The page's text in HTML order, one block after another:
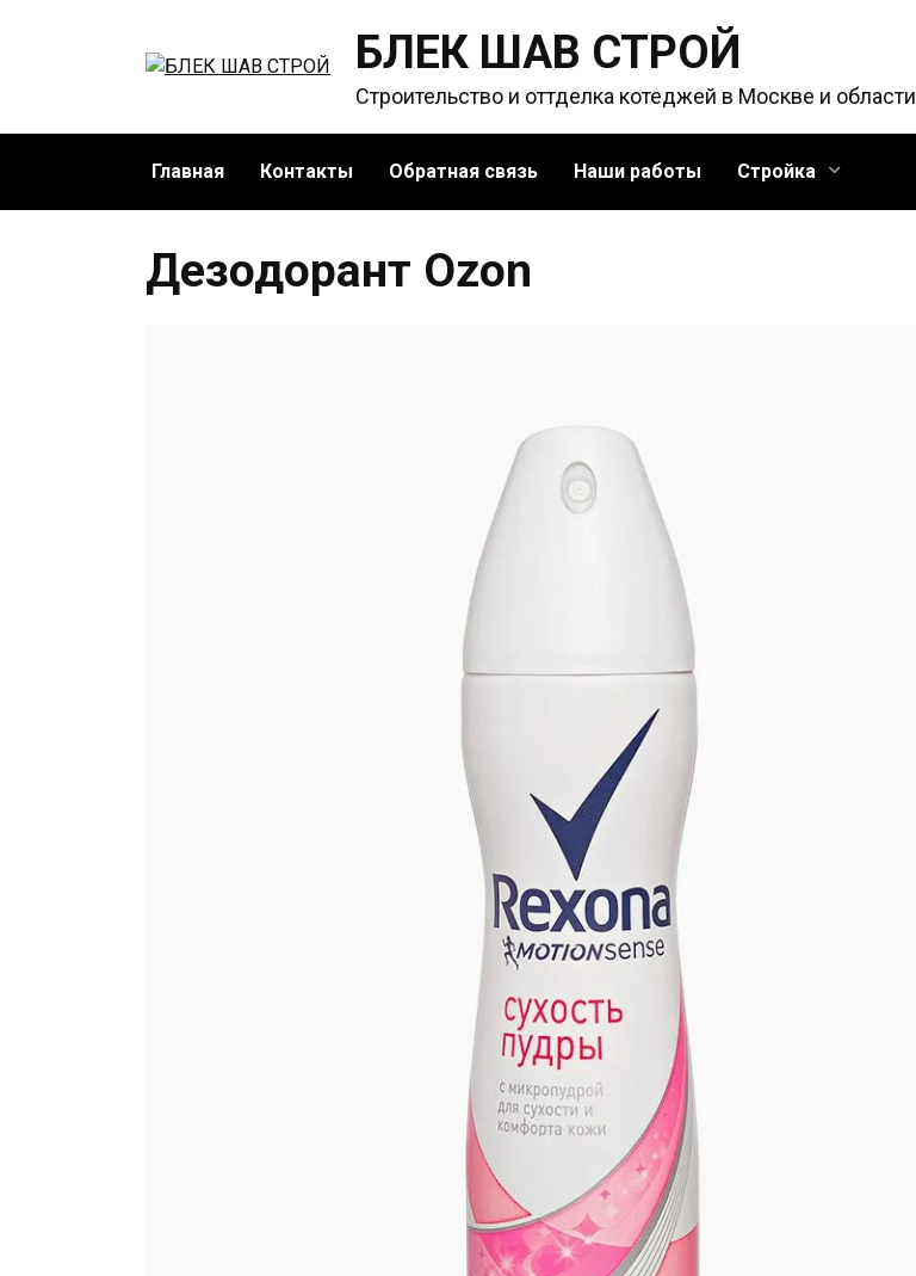
БЛЕК ШАВ СТРОЙ
Строительство и оттделка котеджей в Москве и области
Главная Контакты Обратная связь Наши работы Стройка
Дезодорант Ozon